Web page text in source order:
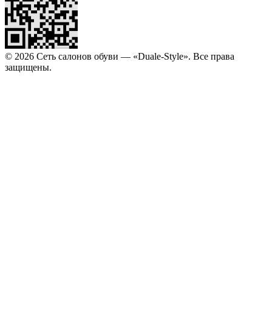
© 2026 Сеть салонов обуви — «Duale-Style». Все права
защищены.